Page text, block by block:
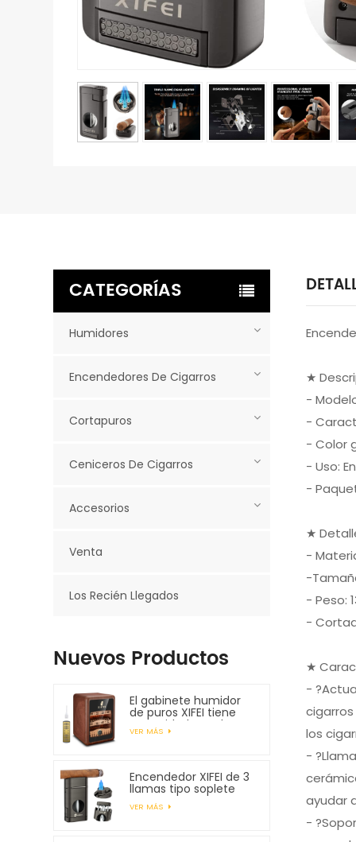
★
-
-
- Color
- Uso:
-
★
-
-
- Peso:
-
★
-
los
-
ayudar
-
CATEGORÍAS
Humidores
Encendedores De Cigarros
Cortapuros
Ceniceros De Cigarros
Accesorios
Venta
Los Recién Llegados
Nuevos Productos
El gabinete humidor
de puros XIFEI tiene
capacidad para hasta
150 puros
VER MÁS
Encendedor XIFEI de 3
llamas tipo soplete
con cortador en V con
resorte
VER MÁS